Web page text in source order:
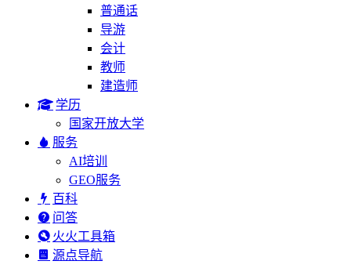
普通话
导游
会计
教师
建造师
学历
国家开放大学
服务
AI培训
GEO服务
百科
问答
火火工具箱
源点导航